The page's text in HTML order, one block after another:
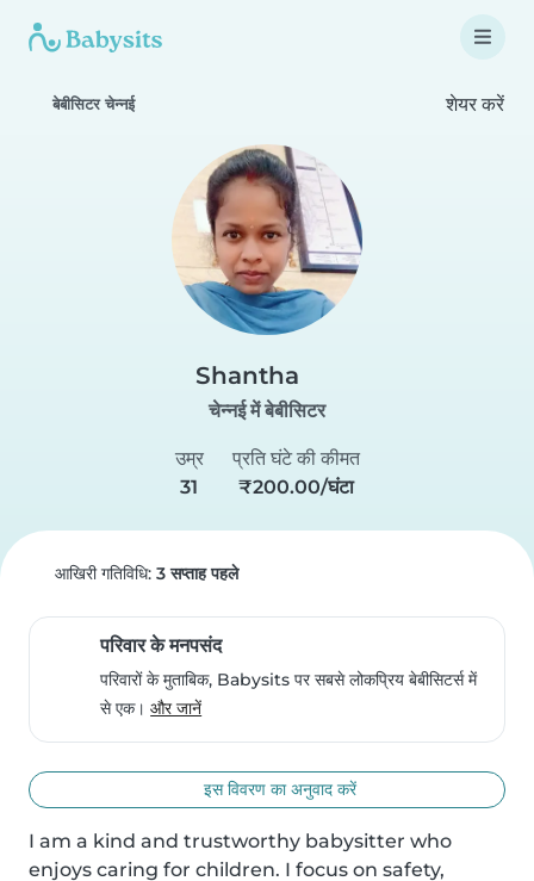
बेबीसिटर चेन्नई शेयर करें
Shantha
चेन्नई में बेबीसिटर
उम्र
31
प्रति घंटे की कीमत
₹200.00/घंटा
आखिरी गतिविधि: 3 सप्ताह पहले
परिवार के मनपसंद
परिवारों के मुताबिक, Babysits पर सबसे लोकप्रिय बेबीसिटर्स में
से एक।और जानें
इस विवरण का अनुवाद करें
I am a kind and trustworthy babysitter who
enjoys caring for children. I focus on safety,